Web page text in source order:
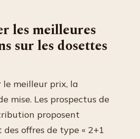
les meilleures
sur les dosettes
le meilleur prix, la
mise. Les prospectus de
proposent
offres de type « 2+1